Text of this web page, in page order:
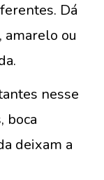
Dá
amarelo ou
nesse
boca
deixam a